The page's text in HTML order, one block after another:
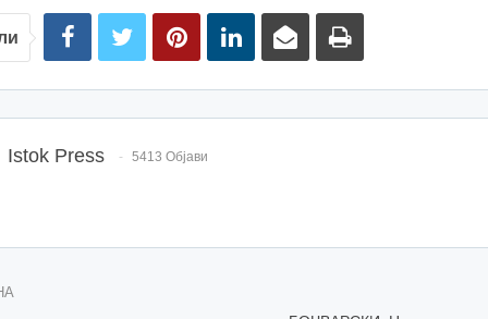
Istok Press 5413 Објави